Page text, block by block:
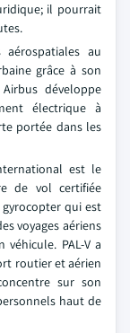
il pourrait
au
grâce à son
développe
électrique à
portée dans les
est le
de vol certifiée
gyrocopter qui est
voyages aériens
PAL-V a
routier et aérien
sur son
haut de